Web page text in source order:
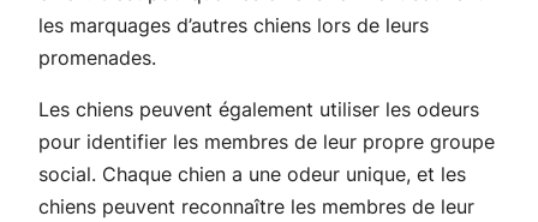
les marquages d’autres chiens lors de leurs
promenades.
Les chiens peuvent également utiliser les odeurs
pour identifier les membres de leur propre groupe
social. Chaque chien a une odeur unique, et les
chiens peuvent reconnaître les membres de leur